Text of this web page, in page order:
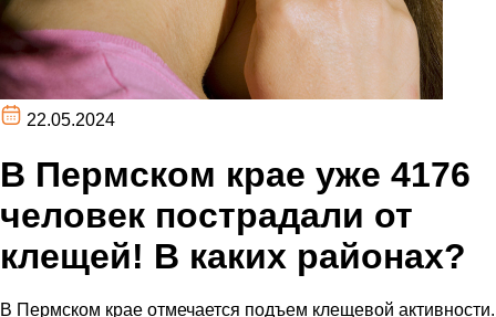
22.05.2024
В Пермском крае уже 4176
человек пострадали от
клещей! В каких районах?
В Пермском крае отмечается подъем клещевой активности.